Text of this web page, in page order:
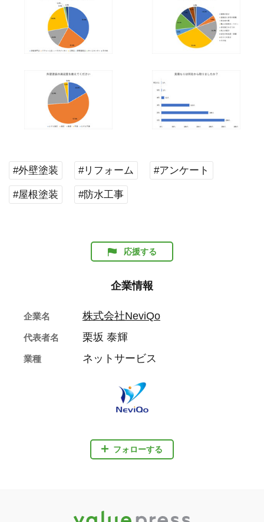
#外壁塗装 #リフォーム #アンケート
#屋根塗装 #防水工事
応援する
企業情報
フォローする
企業名 株式会社NeviQo
代表者名 栗坂 泰輝
業種 ネットサービス